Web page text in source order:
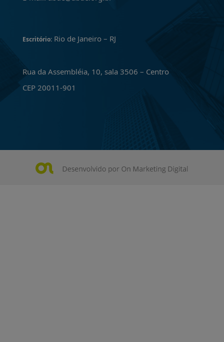
Escritório:Rio de Janeiro – RJ
Rua da Assembléia, 10, sala 3506 – Centro
CEP 20011-901